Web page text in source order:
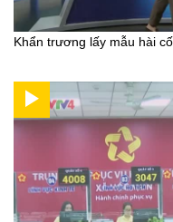
Khẩn trương lấy mẫu hài